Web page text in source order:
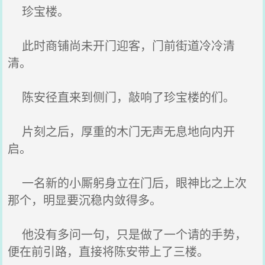
珍宝楼。
此时商铺尚未开门迎客，门前街道冷冷清
清。
陈安径直来到侧门，敲响了珍宝楼的们。
片刻之后，厚重的木门无声无息地向内开
启。
一名新的小厮躬身立在门后，眼神比之上次
那个，明显要沉稳内敛得多。
他没有多问一句，只是做了一个请的手势，
便在前引路，直接将陈安带上了三楼。